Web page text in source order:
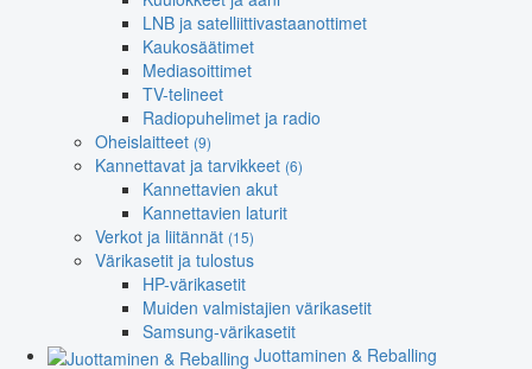
LNB ja satelliittivastaanottimet
Kaukosäätimet
Mediasoittimet
TV-telineet
Radiopuhelimet ja radio
Oheislaitteet (9)
Kannettavat ja tarvikkeet (6)
Kannettavien akut
Kannettavien laturit
Verkot ja liitännät (15)
Värikasetit ja tulostus
HP-värikasetit
Muiden valmistajien värikasetit
Samsung-värikasetit
Juottaminen & Reballing